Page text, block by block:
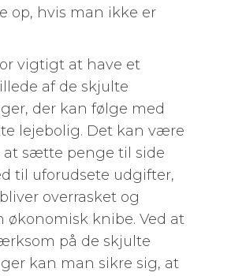
op, hvis man ikke er
vigtigt at have et
af de skjulte
der kan følge med
lejebolig. Det kan være
at sætte penge til side
til uforudsete udgifter,
overrasket og
økonomisk knibe. Ved at
på de skjulte
kan man sikre sig, at